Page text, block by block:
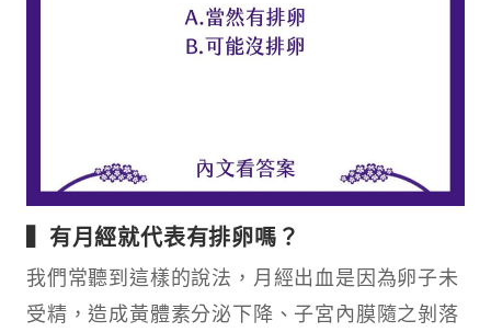
▍有月經就代表有排卵嗎？
我們常聽到這樣的說法，月經出血是因為卵子未
受精，造成黃體素分泌下降、子宮內膜隨之剝落